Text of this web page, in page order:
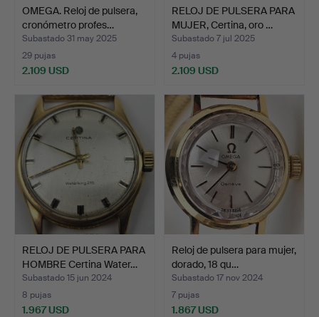
OMEGA. Reloj de pulsera,
cronómetro profes…
Subastado 31 may 2025
29 pujas
2.109 USD
RELOJ DE PULSERA PARA
MUJER, Certina, oro …
Subastado 7 jul 2025
4 pujas
2.109 USD
RELOJ DE PULSERA PARA
HOMBRE Certina Water…
Subastado 15 jun 2024
8 pujas
1.967 USD
Reloj de pulsera para mujer,
dorado, 18 qu…
Subastado 17 nov 2024
7 pujas
1.867 USD